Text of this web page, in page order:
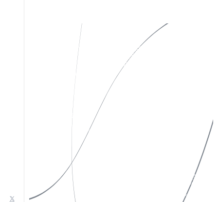
私たちについて
お問い合わせ
Instagram
X(Twitter)
Facebook
特定商取引法表示
ソーシャルメディアポリシー
プライバシーポリシー
©︎yugeisha inc. All rights reserved.